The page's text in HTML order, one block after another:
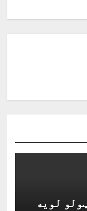
لویه